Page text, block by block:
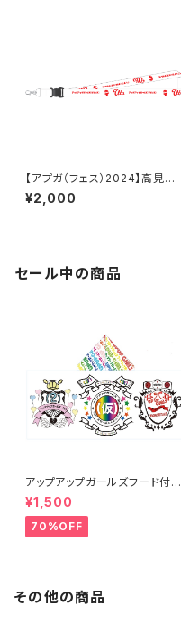
【アプガ（フェス）2024】高見汐
珠ネームネックストラップ
¥2,000
セール中の商品
アップアップガールズフード付き
タオル
¥1,500
70%OFF
その他の商品